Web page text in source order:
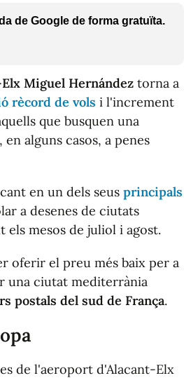
de Google de forma gratuïta.
Miguel Hernández torna a
rècord de vols i l'increment
que busquen una
alguns casos, a penes
en un dels seus principals
a desenes de ciutats
mesos de juliol i agost.
oferir el preu més baix per a
una ciutat mediterrània
postals del sud de França.
de l'aeroport d'Alacant-Elx